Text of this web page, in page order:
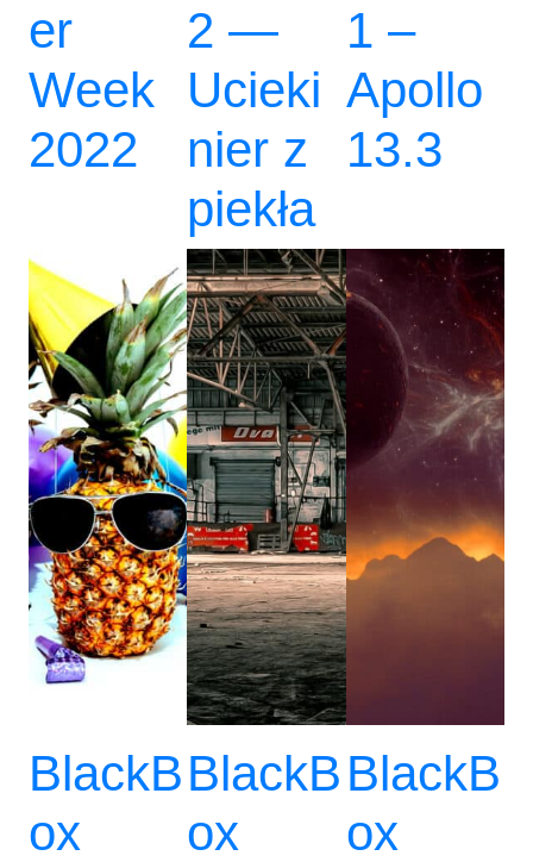
er
Week
2022
2 —
Ucieki
nier z
piekła
1 –
Apollo
13.3
BlackB
ox
BlackB
ox
BlackB
ox